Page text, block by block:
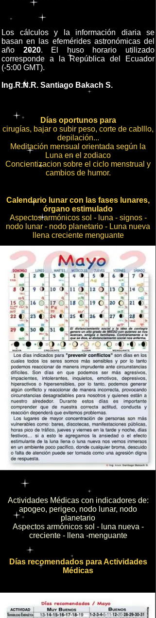
Los cálculos y la información diaria se
basan en las efemérides astronómicas del
año 2020. El huso horario utilizado
corresponde a la República del Ecuador
(-5:00 GMT).
Ing.R.N.R. Santiago Bakach S.
Actividades Médicas con indicadores de:
apogeo, perigeo, nodo lunar, nodo
planetario
Aspectos armónicos sol - luna nueva -
creciente - llena -menguante
Días recomendados para Actividades
Médicas
Calendario lunar con las fases lunares,
órgano estimulado
Aspectos armónicos sol - luna - signos -
nodo lunar - nodo planetario - Luna nueva
llena creciente menguante
Días oportunos para
cirugías, bajar o subir peso, corte de cablllo,
depilación...
Meditación mensual orientada según la
Luna en el zodiaco
Concientizacion sobre el ciclo menstrual y
cambios de humor.